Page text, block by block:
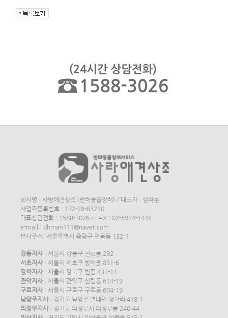
회사명 : 사랑애견상조 (반려동물장례) / 대표자 : 김좌훈
사업자등록번호 : 132-28-83210
대표상담전화 : 1588-3026 / FAX : 02-6974-1444
e-mail : dhman111@naver.com
본사주소: 서울특별시 중랑구 면목동 132-1
강동지사: 서울시 강동구 천호동 292
서초지사: 서울시 서초구 방배동 851-6
강북지사: 서울시 강북구 번동 437-11
관악지사: 서울시 관악구 신림동 614-19
구로지사: 서울시 구로구 구로동 604-19
남양주지사: 경기도 남양주 별내면 청학리 418-1
의정부지사: 경기도 의정부시 의정부동 240-44